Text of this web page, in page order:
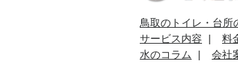
鳥取のトイレ・台所
サービス内容
料
水のコラム
会社